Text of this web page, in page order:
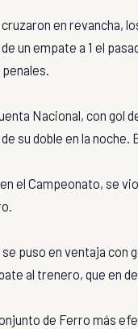
en revancha,
un empate a 1 el
Nacional, con gol
su doble en la noche.
el Campeonato, se
puso en ventaja con
al trenero, que en
de Ferro más